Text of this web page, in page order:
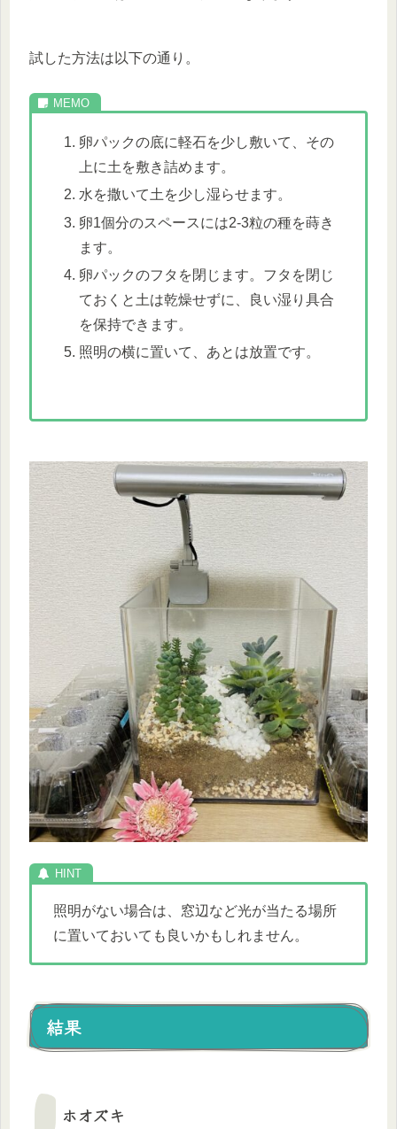
試した方法は以下の通り。
卵パックの底に軽石を少し敷いて、その
上に土を敷き詰めます。
水を撒いて土を少し湿らせます。
卵1個分のスペースには2-3粒の種を蒔き
ます。
卵パックのフタを閉じます。フタを閉じ
ておくと土は乾燥せずに、良い湿り具合
を保持できます。
照明の横に置いて、あとは放置です。
照明がない場合は、窓辺など光が当たる場所
に置いておいても良いかもしれません。
結果
ホオズキ